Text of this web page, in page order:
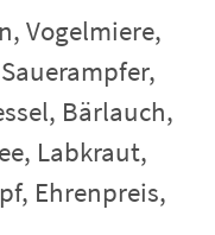
Vogelmiere,
Bärlauch,
Labkraut,
Ehrenpreis,